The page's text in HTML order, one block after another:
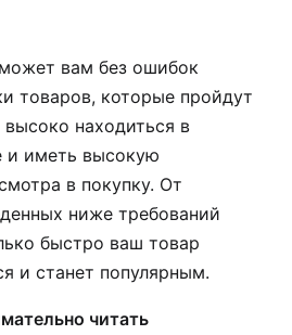
вам без ошибок
товаров, которые пройдут
находиться в
и иметь высокую
в покупку. От
ниже требований
быстро ваш товар
и станет популярным.
читать